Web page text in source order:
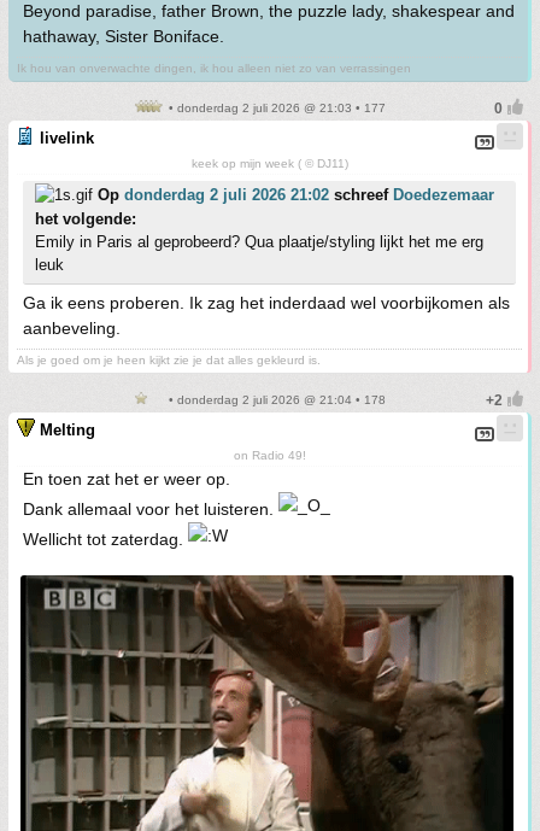
Beyond paradise, father Brown, the puzzle lady, shakespear and
hathaway, Sister Boniface.
Ik hou van onverwachte dingen, ik hou alleen niet zo van verrassingen
• donderdag 2 juli 2026 @ 21:03 • 177
livelink
keek op mijn week ( © DJ11)
Op donderdag 2 juli 2026 21:02 schreef Doedezemaar
het volgende:
Emily in Paris al geprobeerd? Qua plaatje/styling lijkt het me erg
leuk
Ga ik eens proberen. Ik zag het inderdaad wel voorbijkomen als
aanbeveling.
Als je goed om je heen kijkt zie je dat alles gekleurd is.
• donderdag 2 juli 2026 @ 21:04 • 178
Melting
on Radio 49!
En toen zat het er weer op.
Dank allemaal voor het luisteren.
Wellicht tot zaterdag.